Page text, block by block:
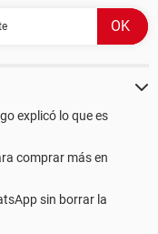
explicó lo que es
comprar más en
sin borrar la